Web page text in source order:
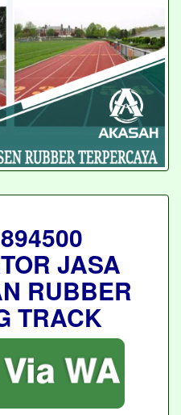
JASA
RUBBER
TRACK